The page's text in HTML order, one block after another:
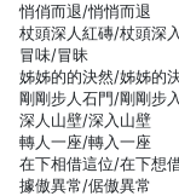
悄俏而退/悄悄而退
杖頭深人紅磚/杖頭深
冒味/冒昧
姊姊的的決然/姊姊的
剛剛步人石門/剛剛步
深人山壁/深入山壁
轉人一座/轉入一座
在下相借這位/在下想
據傲異常/倨傲異常